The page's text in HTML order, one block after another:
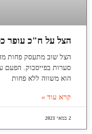
הצל על ח"כ עופר
הצל שוב מתעסק פחות
סערות בפייסבוק. הפעם
הוא משווה ללא פחות
קרא עוד »
2 במאי 2021